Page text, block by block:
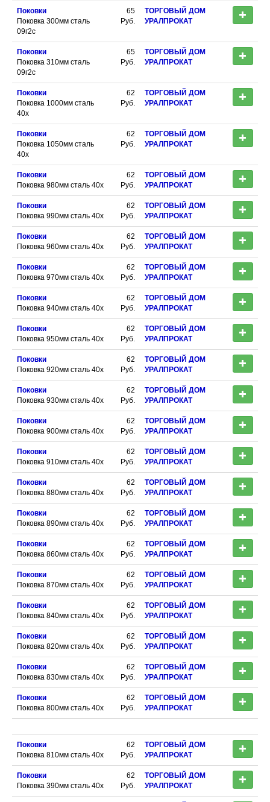
Поковки
Поковка 300мм сталь
09г2с
65
Руб.
ТОРГОВЫЙ ДОМ
УРАЛПРОКАТ
Поковки
Поковка 310мм сталь
09г2с
65
Руб.
ТОРГОВЫЙ ДОМ
УРАЛПРОКАТ
Поковки
Поковка 1000мм сталь
40х
62
Руб.
ТОРГОВЫЙ ДОМ
УРАЛПРОКАТ
Поковки
Поковка 1050мм сталь
40х
62
Руб.
ТОРГОВЫЙ ДОМ
УРАЛПРОКАТ
Поковки
Поковка 980мм сталь 40х
62
Руб.
ТОРГОВЫЙ ДОМ
УРАЛПРОКАТ
Поковки
Поковка 990мм сталь 40х
62
Руб.
ТОРГОВЫЙ ДОМ
УРАЛПРОКАТ
Поковки
Поковка 960мм сталь 40х
62
Руб.
ТОРГОВЫЙ ДОМ
УРАЛПРОКАТ
Поковки
Поковка 970мм сталь 40х
62
Руб.
ТОРГОВЫЙ ДОМ
УРАЛПРОКАТ
Поковки
Поковка 940мм сталь 40х
62
Руб.
ТОРГОВЫЙ ДОМ
УРАЛПРОКАТ
Поковки
Поковка 950мм сталь 40х
62
Руб.
ТОРГОВЫЙ ДОМ
УРАЛПРОКАТ
Поковки
Поковка 920мм сталь 40х
62
Руб.
ТОРГОВЫЙ ДОМ
УРАЛПРОКАТ
Поковки
Поковка 930мм сталь 40х
62
Руб.
ТОРГОВЫЙ ДОМ
УРАЛПРОКАТ
Поковки
Поковка 900мм сталь 40х
62
Руб.
ТОРГОВЫЙ ДОМ
УРАЛПРОКАТ
Поковки
Поковка 910мм сталь 40х
62
Руб.
ТОРГОВЫЙ ДОМ
УРАЛПРОКАТ
Поковки
Поковка 880мм сталь 40х
62
Руб.
ТОРГОВЫЙ ДОМ
УРАЛПРОКАТ
Поковки
Поковка 890мм сталь 40х
62
Руб.
ТОРГОВЫЙ ДОМ
УРАЛПРОКАТ
Поковки
Поковка 860мм сталь 40х
62
Руб.
ТОРГОВЫЙ ДОМ
УРАЛПРОКАТ
Поковки
Поковка 870мм сталь 40х
62
Руб.
ТОРГОВЫЙ ДОМ
УРАЛПРОКАТ
Поковки
Поковка 840мм сталь 40х
62
Руб.
ТОРГОВЫЙ ДОМ
УРАЛПРОКАТ
Поковки
Поковка 820мм сталь 40х
62
Руб.
ТОРГОВЫЙ ДОМ
УРАЛПРОКАТ
Поковки
Поковка 830мм сталь 40х
62
Руб.
ТОРГОВЫЙ ДОМ
УРАЛПРОКАТ
Поковки
Поковка 800мм сталь 40х
62
Руб.
ТОРГОВЫЙ ДОМ
УРАЛПРОКАТ
Поковки
Поковка 810мм сталь 40х
62
Руб.
ТОРГОВЫЙ ДОМ
УРАЛПРОКАТ
Поковки
Поковка 390мм сталь 40х
62
Руб.
ТОРГОВЫЙ ДОМ
УРАЛПРОКАТ